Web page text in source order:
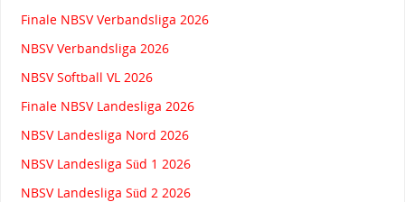
Finale NBSV Verbandsliga 2026
NBSV Verbandsliga 2026
NBSV Softball VL 2026
Finale NBSV Landesliga 2026
NBSV Landesliga Nord 2026
NBSV Landesliga Süd 1 2026
NBSV Landesliga Süd 2 2026